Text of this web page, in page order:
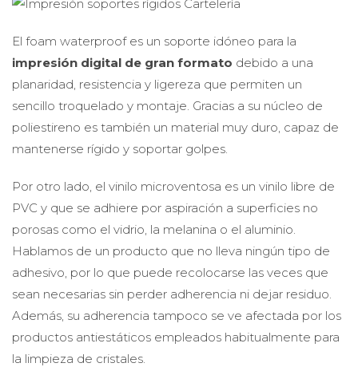
El foam waterproof es un soporte idóneo para la
impresión digital de gran formato debido a una
planaridad, resistencia y ligereza que permiten un
sencillo troquelado y montaje. Gracias a su núcleo de
poliestireno es también un material muy duro, capaz de
mantenerse rígido y soportar golpes.
Por otro lado, el vinilo microventosa es un vinilo libre de
PVC y que se adhiere por aspiración a superficies no
porosas como el vidrio, la melanina o el aluminio.
Hablamos de un producto que no lleva ningún tipo de
adhesivo, por lo que puede recolocarse las veces que
sean necesarias sin perder adherencia ni dejar residuo.
Además, su adherencia tampoco se ve afectada por los
productos antiestáticos empleados habitualmente para
la limpieza de cristales.